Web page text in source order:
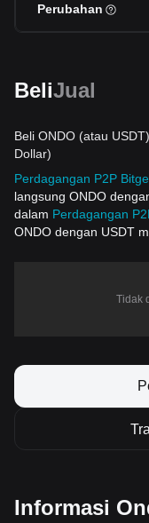
Perubahan
BeliJual
Beli ONDO (atau
Dollar)
Perdagangan P2P
langsung ONDO
dalam Perdagangan
ONDO dengan USDT
Tidak
Informasi